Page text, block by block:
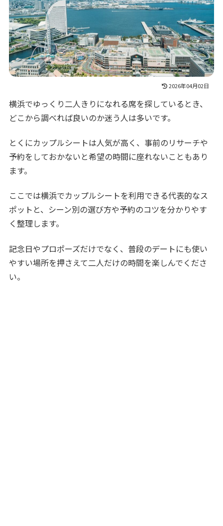
2026年04月02日
横浜でゆっくり二人きりになれる席を探しているとき、
どこから調べれば良いのか迷う人は多いです。
とくにカップルシートは人気が高く、事前のリサーチや
予約をしておかないと希望の時間に座れないこともあり
ます。
ここでは横浜でカップルシートを利用できる代表的なス
ポットと、シーン別の選び方や予約のコツを分かりやす
く整理します。
記念日やプロポーズだけでなく、普段のデートにも使い
やすい場所を押さえて二人だけの時間を楽しんでくださ
い。